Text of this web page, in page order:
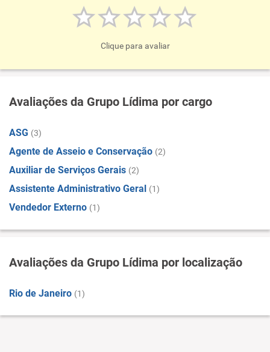
Clique para avaliar
Avaliações da Grupo Lídima por cargo
ASG (3)
Agente de Asseio e Conservação (2)
Auxiliar de Serviços Gerais (2)
Assistente Administrativo Geral (1)
Vendedor Externo (1)
Avaliações da Grupo Lídima por localização
Rio de Janeiro (1)